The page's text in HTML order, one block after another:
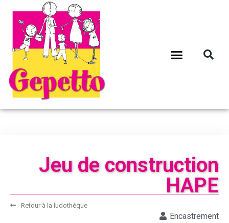
Jeu de construction
HAPE
Retour à la ludothèque
Encastrement